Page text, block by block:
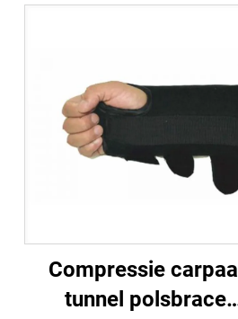
Compressie carpaal
tunnel polsbrace